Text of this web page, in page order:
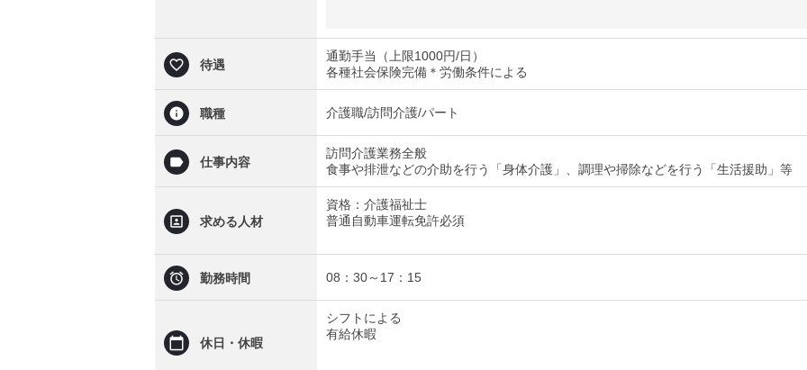
待遇
通勤手当（上限1000円/日）
各種社会保険完備＊労働条件による
職種 介護職/訪問介護/パート
仕事内容
訪問介護業務全般
食事や排泄などの介助を行う「身体介護」、調理や掃除などを行う「生活援助」等
求める人材
資格：介護福祉士
普通自動車運転免許必須
勤務時間 08：30～17：15
休日・休暇
シフトによる
有給休暇